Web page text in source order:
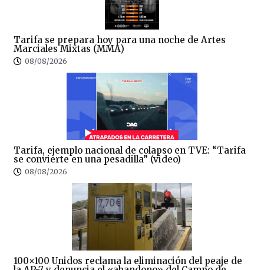
Tarifa se prepara hoy para una noche de Artes
Marciales Mixtas (MMA)
08/08/2026
Tarifa, ejemplo nacional de colapso en TVE: “Tarifa
se convierte en una pesadilla” (video)
08/08/2026
100×100 Unidos reclama la eliminación del peaje de